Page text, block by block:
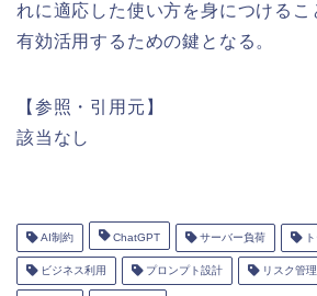
れに適応した使い方を身につける
有効活用するための鍵となる。
【参照・引用元】
該当なし
AI制約 ChatGPT サーバー負荷 ト
ビジネス利用 プロンプト設計 リスク管理